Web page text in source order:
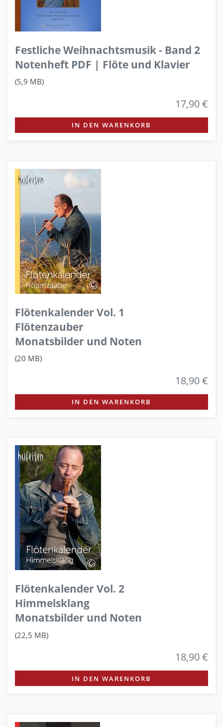
Festliche Weihnachtsmusik - Band 2
Notenheft PDF | Flöte und Klavier
(5,9 MB)
17,90 €
IN DEN WARENKORB
Flötenkalender Vol. 1
Flötenzauber
Monatsbilder und Noten
(20 MB)
18,90 €
IN DEN WARENKORB
Flötenkalender Vol. 2
Himmelsklang
Monatsbilder und Noten
(22,5 MB)
18,90 €
IN DEN WARENKORB